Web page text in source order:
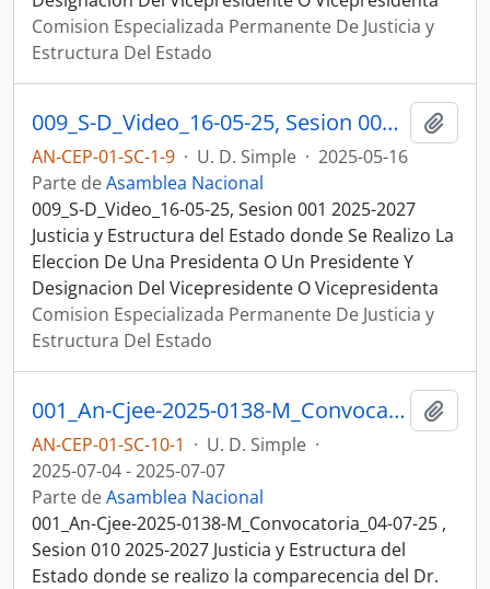
Comision Especializada Permanente De Justicia y
Estructura Del Estado
009_S-D_Video_16-05-25, Sesion 001 Justicia y Estructura del Estado
AN-CEP-01-SC-1-9 · U. D. Simple · 2025-05-16
Parte deAsamblea Nacional
009_S-D_Video_16-05-25, Sesion 001 2025-2027
Justicia y Estructura del Estado donde Se Realizo La
Eleccion De Una Presidenta O Un Presidente Y
Designacion Del Vicepresidente O Vicepresidenta
Comision Especializada Permanente De Justicia y
Estructura Del Estado
001_An-Cjee-2025-0138-M_Convocatoria_04-07-25, Sesion 010 Justicia y Estructura del Estado
AN-CEP-01-SC-10-1 · U. D. Simple ·
2025-07-04 - 2025-07-07
Parte deAsamblea Nacional
001_An-Cjee-2025-0138-M_Convocatoria_04-07-25 ,
Sesion 010 2025-2027 Justicia y Estructura del
Estado donde se realizo la comparecencia del Dr.